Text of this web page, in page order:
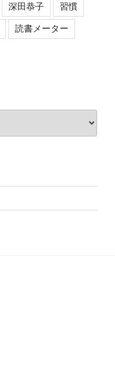
深田恭子 習慣
読書メーター